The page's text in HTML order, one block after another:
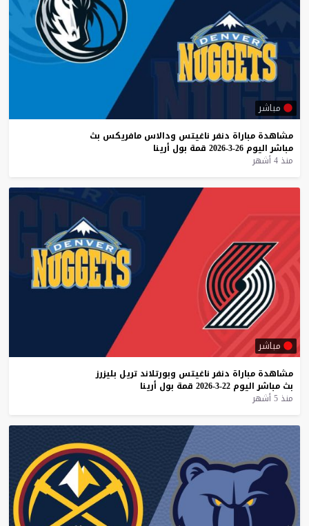
مباشر
مشاهدة مباراة دنفر ناغيتس ودالاس مافريكس بث
مباشر اليوم 26-3-2026 قمة بول أرينا
منذ 4 أشهر
مباشر
مشاهدة مباراة دنفر ناغيتس وبورتلاند تريل بليزرز
بث مباشر اليوم 22-3-2026 قمة بول أرينا
منذ 5 أشهر